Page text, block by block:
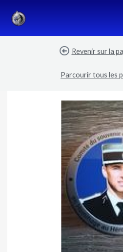
Revenir sur la
Parcourir tous les